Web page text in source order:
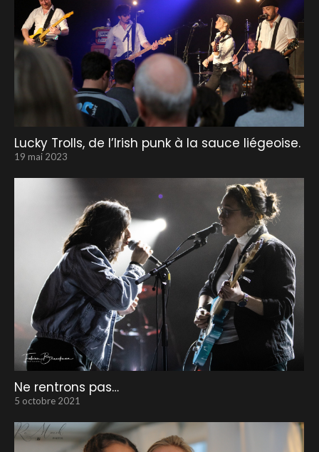
Lucky Trolls, de l’Irish punk à la sauce liégeoise.
19 mai 2023
Ne rentrons pas…
5 octobre 2021